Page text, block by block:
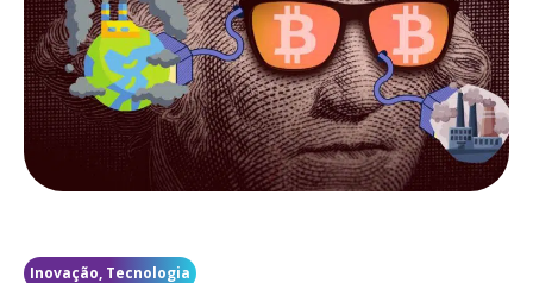
Inovação, Tecnologia